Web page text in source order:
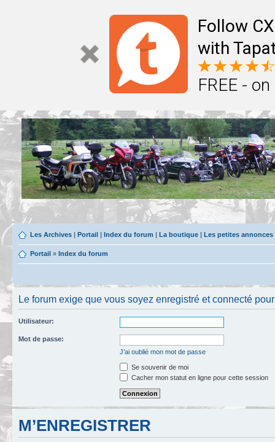
Follow
with
FREE -
Les Archives | Portail | Index du forum | La boutique | Les petites
Portail » Index du forum
Le forum exige que vous soyez enregistré et connecté
Utilisateur:
Mot de passe:
J’ai oublié mon mot de passe
Se souvenir de moi
Cacher mon statut en ligne pour cette session
M’ENREGISTRER